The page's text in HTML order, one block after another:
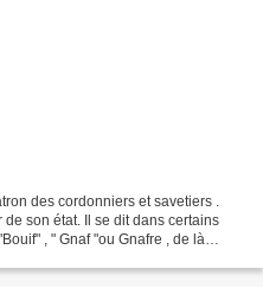
des cordonniers et savetiers .
son état. Il se dit dans certains
, " Gnaf "ou Gnafre , de là